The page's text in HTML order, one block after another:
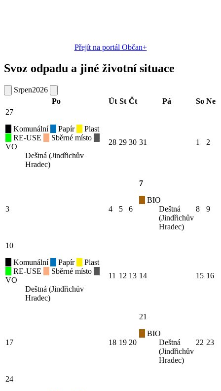
Přejít na portál Občan+
Svoz odpadu a jiné životní situace
Srpen2026
Po
Út St Čt Pá So Ne
27
Komunální
Papír
Plast
RE-USE
Sběrné místo
VO
Deštná (Jindřichův
Hradec)
28 29 30 31 1 2
3 4 5 6
7
BIO
Deštná
(Jindřichův
Hradec)
8 9
10
Komunální
Papír
Plast
RE-USE
Sběrné místo
VO
Deštná (Jindřichův
Hradec)
11 12 13 14 15 16
17 18 19 20
21
BIO
Deštná
(Jindřichův
Hradec)
22 23
24